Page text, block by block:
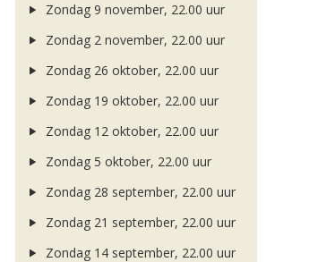
Zondag 9 november, 22.00 uur
Zondag 2 november, 22.00 uur
Zondag 26 oktober, 22.00 uur
Zondag 19 oktober, 22.00 uur
Zondag 12 oktober, 22.00 uur
Zondag 5 oktober, 22.00 uur
Zondag 28 september, 22.00 uur
Zondag 21 september, 22.00 uur
Zondag 14 september, 22.00 uur